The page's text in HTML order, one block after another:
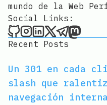
mundo de la Web
Social Links:
Joan León on
Joan León on
Joan León on
Joan León
JoanJoan
Recent Posts
Un 301 en cada
slash que
navegación interna